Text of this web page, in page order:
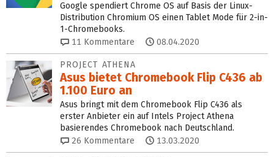
Google spendiert Chrome OS auf Basis der Linux-
Distribution Chromium OS einen Tablet Mode für 2-in-
1-Chromebooks.
11 Kommentare 08.04.2020
PROJECT ATHENA
Asus bietet Chromebook Flip C436 ab
1.100 Euro an
Asus bringt mit dem Chromebook Flip C436 als
erster Anbieter ein auf Intels Project Athena
basierendes Chromebook nach Deutschland.
26 Kommentare 13.03.2020